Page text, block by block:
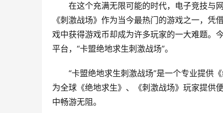
在这个充满无限可能的时代，电子竞技与
《刺激战场》作为当今最热门的游戏之一，
戏中获得游戏币却成为许多玩家的一大难题。
平台，“卡盟绝地求生刺激战场”。
“卡盟绝地求生刺激战场”是一个专业提供
为全球《绝地求生》、《刺激战场》玩家提供
中畅游无阻。